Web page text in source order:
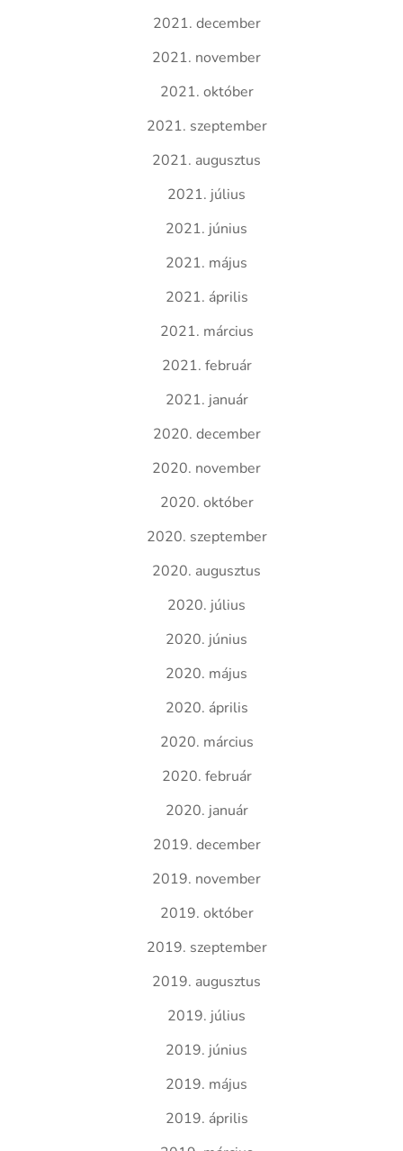
2021. december
2021. november
2021. október
2021. szeptember
2021. augusztus
2021. július
2021. június
2021. május
2021. április
2021. március
2021. február
2021. január
2020. december
2020. november
2020. október
2020. szeptember
2020. augusztus
2020. július
2020. június
2020. május
2020. április
2020. március
2020. február
2020. január
2019. december
2019. november
2019. október
2019. szeptember
2019. augusztus
2019. július
2019. június
2019. május
2019. április